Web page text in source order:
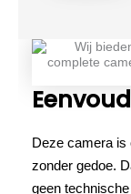
Deze camera is
zonder gedoe.
geen